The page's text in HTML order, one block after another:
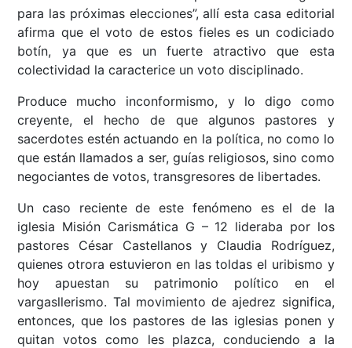
para las próximas elecciones”, allí esta casa editorial
afirma que el voto de estos fieles es un codiciado
botín, ya que es un fuerte atractivo que esta
colectividad la caracterice un voto disciplinado.
Produce mucho inconformismo, y lo digo como
creyente, el hecho de que algunos pastores y
sacerdotes estén actuando en la política, no como lo
que están llamados a ser, guías religiosos, sino como
negociantes de votos, transgresores de libertades.
Un caso reciente de este fenómeno es el de la
iglesia Misión Carismática G – 12 lideraba por los
pastores César Castellanos y Claudia Rodríguez,
quienes otrora estuvieron en las toldas el uribismo y
hoy apuestan su patrimonio político en el
vargasllerismo. Tal movimiento de ajedrez significa,
entonces, que los pastores de las iglesias ponen y
quitan votos como les plazca, conduciendo a la